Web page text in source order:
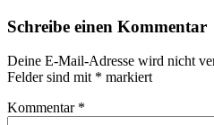
Schreibe einen Kommentar
Deine E-Mail-Adresse wird nicht
Felder sind mit * markiert
Kommentar *